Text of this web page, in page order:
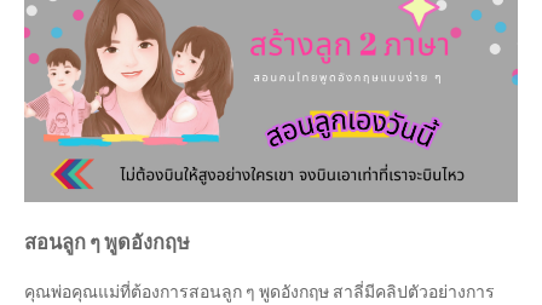
สอนลูก ๆ พูดอังกฤษ
คุณพ่อคุณแม่ที่ต้องการสอนลูก ๆ พูดอังกฤษ สาลี่มีคลิปตัวอย่างการ